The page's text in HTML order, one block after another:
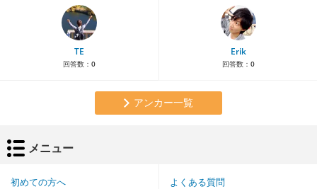
TE
回答数： 0
Erik
回答数： 0
アンカー一覧
メニュー
初めての方へ よくある質問